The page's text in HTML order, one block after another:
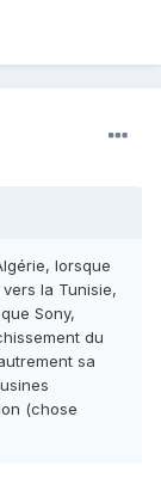
lorsque
la Tunisie,
Sony,
du
sa
(chose